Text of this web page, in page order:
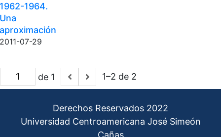
1962-1964.
Una
aproximación
2011-07-29
de 1 1–2 de 2
Derechos Reservados 2022
Universidad Centroamericana José Simeón
Cañas